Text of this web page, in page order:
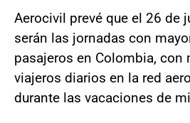
Aerocivil prevé que el 26 de
serán las jornadas con
pasajeros en Colombia, con
viajeros diarios en la red
durante las vacaciones de